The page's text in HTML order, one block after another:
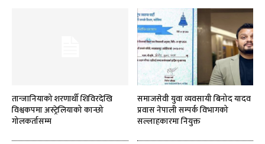
तान्जानियाको शरणार्थी शिविरदेखि
विश्वकपमा अस्ट्रेलियाको कान्छो
गोलकर्तासम्म
समाजसेवी युवा व्यवसायी बिनोद यादव
प्रवास नेपाली सम्पर्क विभागको
सल्लाहकारमा नियुक्त